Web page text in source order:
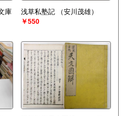
庫
浅草私塾記
（安川茂雄）
￥550